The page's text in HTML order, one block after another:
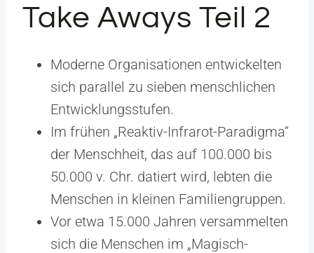
Take Aways Teil 2
Moderne Organisationen entwickelten
sich parallel zu sieben menschlichen
Entwicklungsstufen.
Im frühen „Reaktiv-Infrarot-Paradigma“
der Menschheit, das auf 100.000 bis
50.000 v. Chr. datiert wird, lebten die
Menschen in kleinen Familiengruppen.
Vor etwa 15.000 Jahren versammelten
sich die Menschen im „Magisch-